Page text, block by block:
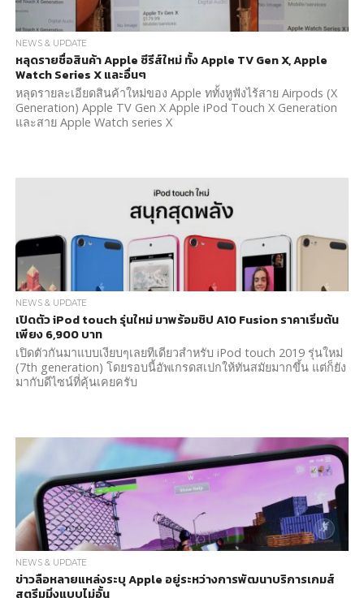
NEWS & UPDATE
หลุดรายชื่อสินค้า Apple ซีรีส์ใหม่ ทั้ง Apple TV Gen X, Apple
Watch Series X และอื่นๆ
หลุดรายละเอียดสินค้าใหม่ของ Apple ททั้งหูฟังไร้สาย Airpods (X
Generation) Apple TV Gen X Apple iPod Touch X Generation
และสาย Apple Watch series X
NEWS & UPDATE
เปิดตัว iPod touch รุ่นใหม่ มาพร้อมชิป A10 Fusion ราคาเริ่มต้น
เพียง 6,900 บาท
เปิดตัวกันมาแบบเงียบๆเลยทีเดียวสำหรับ iPod touch 2019 รุ่นใหม่
(7th generation) โดยรอบนี้อัพเกรดสเปกให้ทันสมัยมากขึ้น แต่ก็ยัง
มากับดีไซน์ที่คุ้นเคยครับ
NEWS & UPDATE
ข่าวลือหลายแหล่งระบุ Apple อยู่ระหว่างการพัฒนาบริการเกมส์
สตรีมมิ่งแบบไม่อั้น